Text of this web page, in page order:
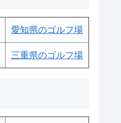
愛知県のゴルフ場
三重県のゴルフ場